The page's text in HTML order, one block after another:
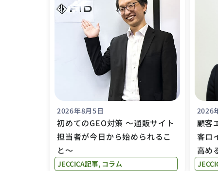
2026年8月5日
初めてのGEO対策 〜通販サイト
担当者が今日から始められるこ
と〜
JECCICA記事, コラム
2026
顧客
客ロ
高め